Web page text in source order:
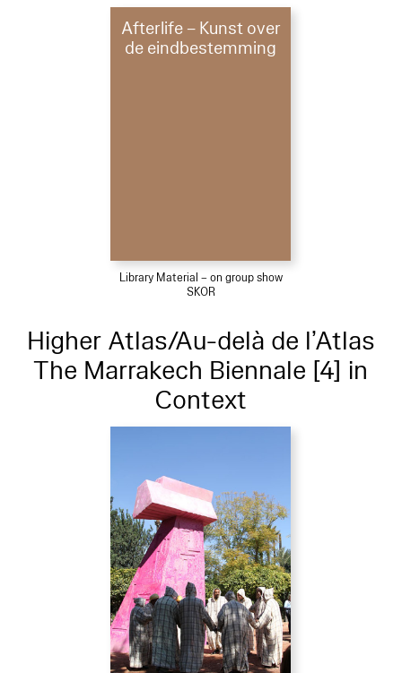
Afterlife – Kunst over
de eindbestemming
Library Material – on group show
SKOR
Higher Atlas/Au-delà de l’Atlas
The Marrakech Biennale [4] in
Context